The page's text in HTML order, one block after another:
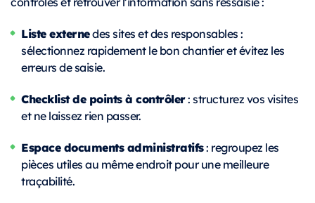
Liste externedes sites et des responsables :
sélectionnez rapidement le bon chantier et évitez les
erreurs de saisie.
Checklist de points à contrôler: structurez vos visites
et ne laissez rien passer.
Espace documents administratifs: regroupez les
pièces utiles au même endroit pour une meilleure
traçabilité.